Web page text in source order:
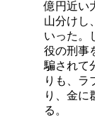
億円近い
山分けし
いった。
役の刑事
騙されて
りも、ラ
り、金に
る。